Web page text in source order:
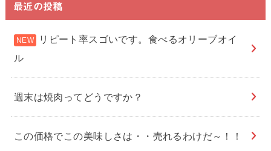
最近の投稿
リピート率スゴいです。食べるオリーブオイ
ル
週末は焼肉ってどうですか？
この価格でこの美味しさは・・売れるわけだ～！！